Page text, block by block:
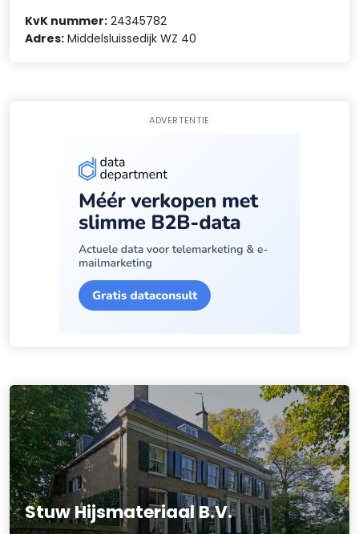
KvK nummer: 24345782
Adres: Middelsluissedijk WZ 40
ADVERTENTIE
Stuw Hijsmateriaal B.V.